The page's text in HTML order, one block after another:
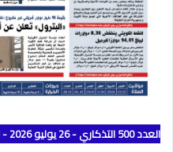
العدد 500 التذكاري - 26 يوليو 2026 - السنة الثالثة